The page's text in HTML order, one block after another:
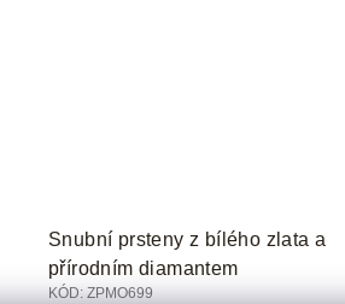
Snubní prsteny z bílého zlata a
přírodním diamantem
KÓD: ZPMO699